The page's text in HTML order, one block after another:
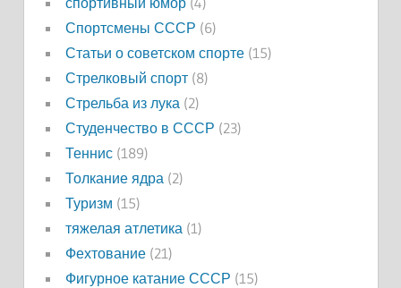
Спортсмены СССР (6)
Статьи о советском спорте(15)
Стрелковый спорт(8)
Стрельба из лука (2)
Студенчество в СССР (23)
Теннис(189)
Толкание ядра (2)
Туризм (15)
тяжелая атлетика (1)
Фехтование(21)
Фигурное катание СССР (15)